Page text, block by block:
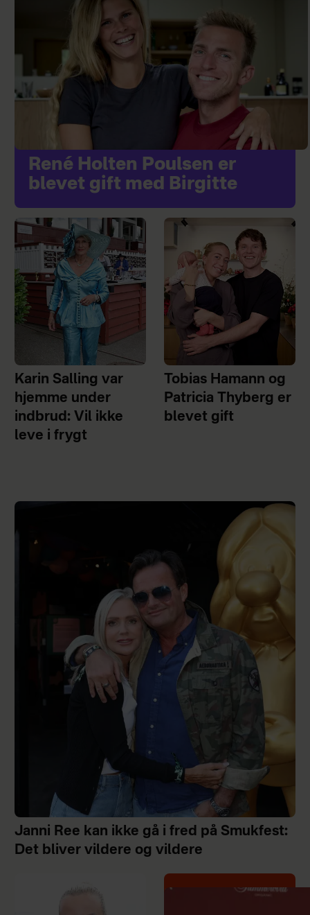
René Holten Poulsen er
blevet gift med Birgitte
Karin Salling var
hjemme under
indbrud: Vil ikke
leve i frygt
Tobias Hamann og
Patricia Thyberg er
blevet gift
Janni Ree kan ikke gå i fred på Smukfest:
Det bliver vildere og vildere